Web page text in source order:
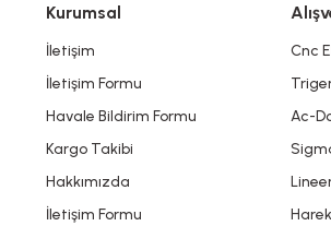
Kurumsal
İletişim
İletişim Formu
Havale Bildirim Formu
Kargo Takibi
Hakkımızda
İletişim Formu
Cnc
Ac-